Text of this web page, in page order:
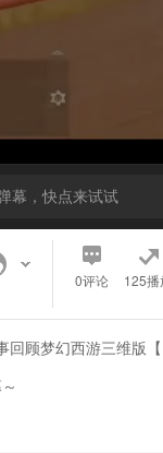
幕，快点来试试
0评论 125播
回顾梦幻西游三维版